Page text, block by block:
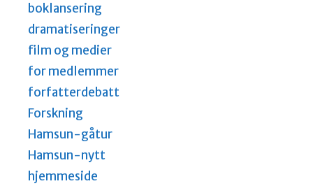
boklansering
dramatiseringer
film og medier
for medlemmer
forfatterdebatt
Forskning
Hamsun-gåtur
Hamsun-nytt
hjemmeside